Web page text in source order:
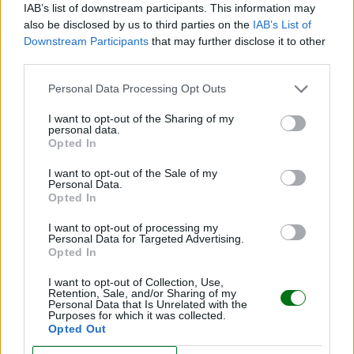
IAB’s list of downstream participants. This information may
also be disclosed by us to third parties on the IAB’s List of
Downstream Participants that may further disclose it to other
Personal Data Processing Opt Outs
I want to opt-out of the Sharing of my
personal data.
Opted In
I want to opt-out of the Sale of my
Personal Data.
Opted In
I want to opt-out of processing my
Personal Data for Targeted Advertising.
Opted In
I want to opt-out of Collection, Use,
Retention, Sale, and/or Sharing of my
Personal Data that Is Unrelated with the
Purposes for which it was collected.
Opted Out
Te puede interesar…